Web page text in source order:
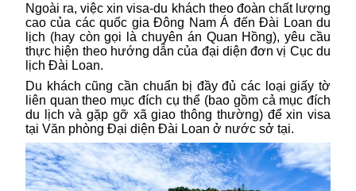
Ngoài ra, việc xinvisa-du khách theo đoàn chất lượng
cao của các quốc gia Đông Nam Á đến Đài Loan du
lịch (hay còn gọi là chuyên án Quan Hồng), yêu cầu
thực hiện theo hướng dẫn của đại diện đơn vị Cục du
lịch Đài Loan.
Du khách cũng cần chuẩn bị đầy đủ các loại giấy tờ
liên quan theo mục đích cụ thể (bao gồm cả mục đích
du lịch và gặp gỡ xã giao thông thường) để xin visa
tại Văn phòng Đại diện Đài Loan ở nước sở tại.